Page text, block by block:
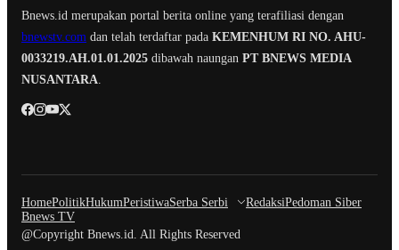
Bnews.id merupakan portal berita online yang terafiliasi dengan
bnewstv.com dan telah terdaftar pada KEMENHUM RI NO. AHU-
0033219.AH.01.01.2025 dibawah naungan PT BNEWS MEDIA
NUSANTARA.
HomePolitikHukumPeristiwaSerba Serbi RedaksiPedoman Siber
Bnews TV
@Copyright Bnews.id. All Rights Reserved